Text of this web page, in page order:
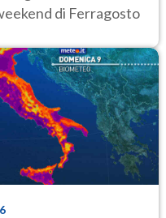
di Ferragosto